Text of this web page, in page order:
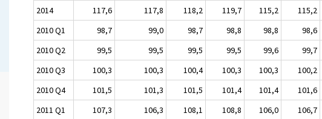
2014
117,6 117,8 118,2 119,7 115,2 115,2
2010 Q1
98,7 99,0 98,7 98,8 98,8 98,6
2010 Q2
99,5 99,5 99,5 99,5 99,6 99,7
2010 Q3
100,3 100,3 100,4 100,3 100,3 100,2
2010 Q4
101,5 101,3 101,5 101,4 101,4 101,6
2011 Q1
107,3 106,3 108,1 108,8 106,0 106,7